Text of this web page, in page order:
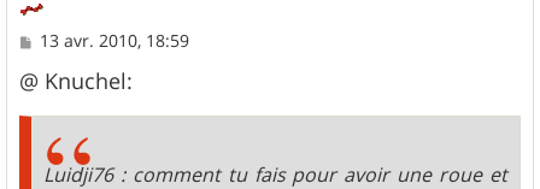
M
s
s
a
13 avr. 2010, 18:59
@ Knuchel:
Luidji76 : comment tu fais pour avoir une roue et